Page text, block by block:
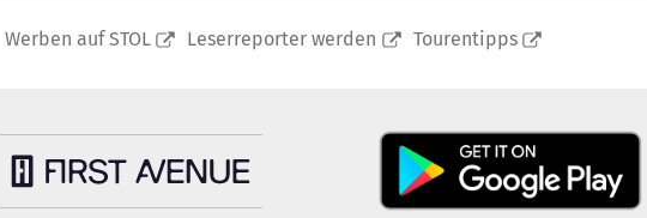
Werben auf STOL Leserreporter werden Tourentipps